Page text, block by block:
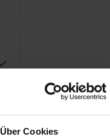
Über Cookies